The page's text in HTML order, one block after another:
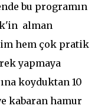
bu programın
alman
hem çok pratik
yapmaya
koyduktan 10
kabaran hamur